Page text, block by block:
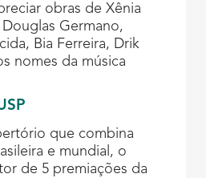
obras de Xênia
Germano,
Bia Ferreira, Drik
nomes da música
que combina
e mundial, o
de 5 premiações da